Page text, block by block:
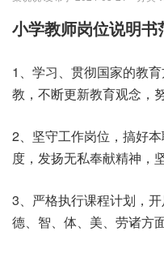
小学教师岗位说明书
1、学习、贯彻国家的教
教，不断更新教育观念，
2、坚守工作岗位，搞好
度，发扬无私奉献精神，
3、严格执行课程计划，
德、智、体、美、劳诸方